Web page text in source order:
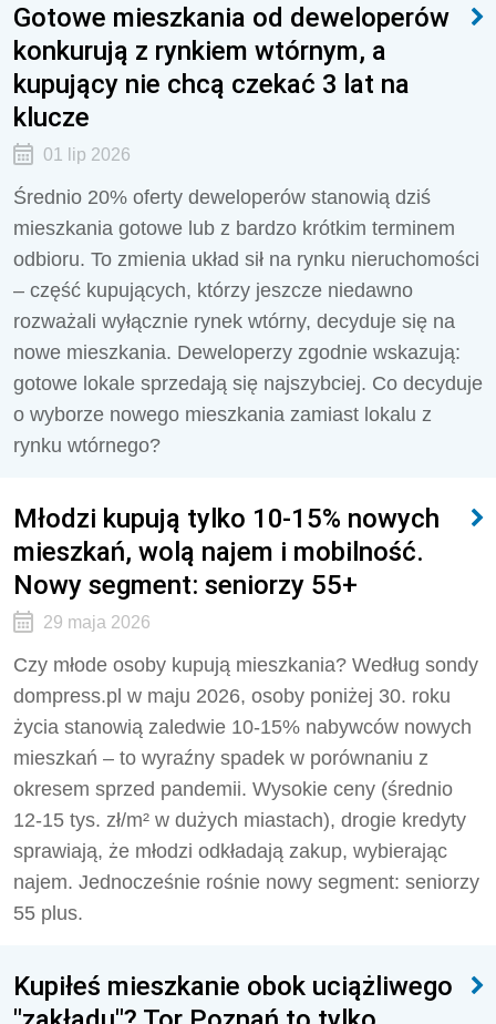
Gotowe mieszkania od deweloperów
konkurują z rynkiem wtórnym, a
kupujący nie chcą czekać 3 lat na
klucze
01 lip 2026
Średnio 20% oferty deweloperów stanowią dziś
mieszkania gotowe lub z bardzo krótkim terminem
odbioru. To zmienia układ sił na rynku nieruchomości
– część kupujących, którzy jeszcze niedawno
rozważali wyłącznie rynek wtórny, decyduje się na
nowe mieszkania. Deweloperzy zgodnie wskazują:
gotowe lokale sprzedają się najszybciej. Co decyduje
o wyborze nowego mieszkania zamiast lokalu z
rynku wtórnego?
Młodzi kupują tylko 10-15% nowych
mieszkań, wolą najem i mobilność.
Nowy segment: seniorzy 55+
29 maja 2026
Czy młode osoby kupują mieszkania? Według sondy
dompress.pl w maju 2026, osoby poniżej 30. roku
życia stanowią zaledwie 10-15% nabywców nowych
mieszkań – to wyraźny spadek w porównaniu z
okresem sprzed pandemii. Wysokie ceny (średnio
12-15 tys. zł/m² w dużych miastach), drogie kredyty
sprawiają, że młodzi odkładają zakup, wybierając
najem. Jednocześnie rośnie nowy segment: seniorzy
55 plus.
Kupiłeś mieszkanie obok uciążliwego